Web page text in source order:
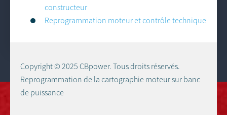
constructeur
Reprogrammation moteur et contrôle technique
Copyright © 2025 CBpower. Tous droits réservés.
Reprogrammation de la cartographie moteur sur banc
de puissance